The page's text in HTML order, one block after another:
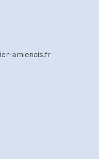
amienois.fr